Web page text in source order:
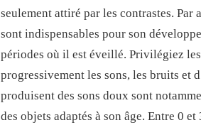
seulement attiré par les contrastes. Par
sont indispensables pour son
périodes où il est éveillé. Privilégiez
progressivement les sons, les bruits et
produisent des sons doux sont
des objets adaptés à son âge. Entre 0